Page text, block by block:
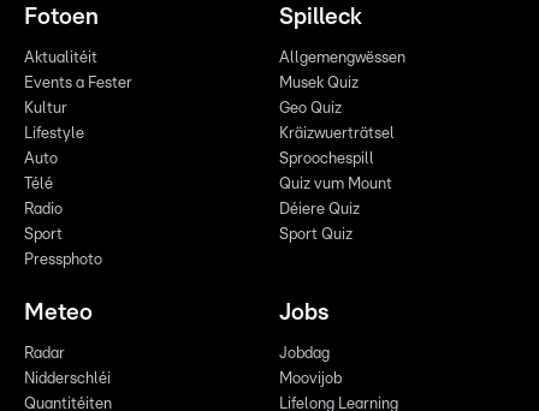
Fotoen
Aktualitéit
Events a Fester
Kultur
Lifestyle
Auto
Télé
Radio
Sport
Pressphoto
Spilleck
Allgemengwëssen
Musek Quiz
Geo Quiz
Kräizwuerträtsel
Sproochespill
Quiz vum Mount
Déiere Quiz
Sport Quiz
Meteo
Radar
Nidderschléi
Quantitéiten
Jobs
Jobdag
Moovijob
Lifelong Learning